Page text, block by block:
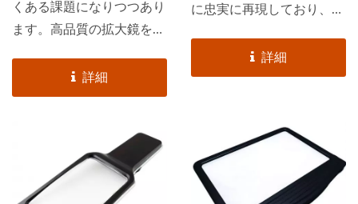
くある課題になりつつあり
ます。高品質の拡大鏡を選
高齢者、読書愛好家にとっ
て特に重要です。優れた機
を組み合わせることで、読
書体験を大幅に向上させる
ことができます。...
詳細
に忠実に再現しており、拡
ーし、HD画質で鮮明な画
像で最大400%まで拡大で
字を読むのに最適で、加齢
による目の衰え、黄斑変
性、緑内障などの眼疾患を
詳細